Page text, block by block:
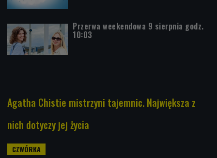
Przerwa weekendowa 9 sierpnia godz.
10:03
Agatha Chistie mistrzyni tajemnic. Największa z
nich dotyczy jej życia